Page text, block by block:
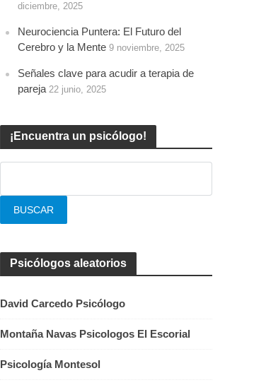
diciembre, 2025
Neurociencia Puntera: El Futuro del
Cerebro y la Mente 9 noviembre, 2025
Señales clave para acudir a terapia de
pareja 22 junio, 2025
¡Encuentra un psicólogo!
Psicólogos aleatorios
David Carcedo Psicólogo
Montaña Navas Psicologos El Escorial
Psicología Montesol